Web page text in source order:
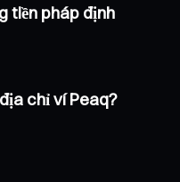
tiền pháp định
chỉ ví Peaq?